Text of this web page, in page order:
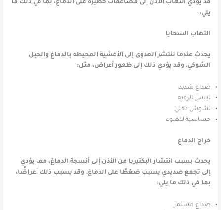
قد يؤدي التهاب الأذن إلى مضاعفات خطيرة على الدماغ، بما في ذلك ما
يلي:
التهاب السحايا
يحدث عندما تنتشر العدوى إلى الأغشية المحيطة بالدماغ والحبل
الشوكي. وقد يؤدي ذلك إلى ظهور أعراض، مثل:
صداع شديد
تيبس الرقبة
تشوش ذهني
حساسية للضوء
خراج الدماغ
يحدث بسبب انتشار البكتيريا من الأذن إلى أنسجة الدماغ، مما يؤدي
إلى تجمع صديدي يسبب ضغطًا على الدماغ. وقد يسبب ذلك أعراضًا،
بما في ذلك ما يلي:
صداع مستمر